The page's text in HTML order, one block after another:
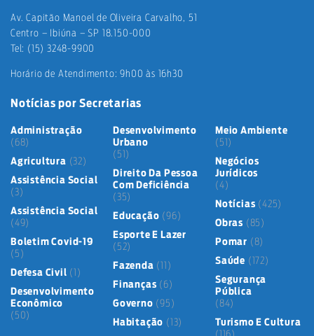
Av. Capitão Manoel de Oliveira Carvalho, 51
Centro – Ibiúna – SP 18.150-000
Tel: (15) 3248-9900
Horário de Atendimento: 9h00 às 16h30
Notícias por Secretarias
Administração
(68)
Agricultura (32)
Assistência Social
(3)
Assistência Social
(49)
Boletim Covid-19
(5)
Defesa Civil (1)
Desenvolvimento
Econômico
(50)
Desenvolvimento
Urbano
(51)
Direito Da Pessoa
Com Deficiência
(35)
Educação (96)
Esporte E Lazer
(52)
Fazenda (11)
Finanças (6)
Governo (95)
Habitação (13)
Meio Ambiente
(51)
Negócios
Jurídicos
(4)
Notícias (425)
Obras (85)
Pomar (8)
Saúde (172)
Segurança
Pública
(84)
Turismo E Cultura